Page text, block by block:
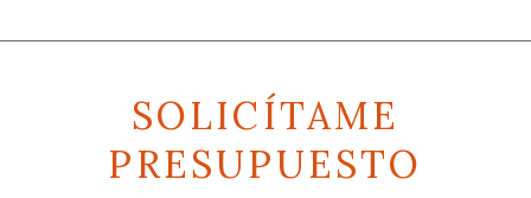
SOLICÍTAME
PRESUPUESTO